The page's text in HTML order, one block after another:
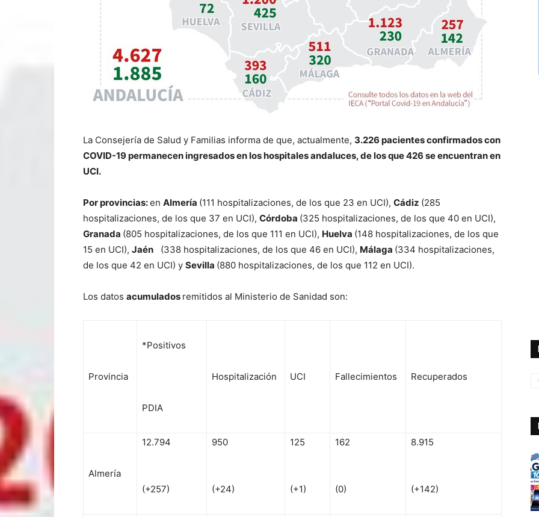
La Consejería de Salud y Familias informa de que, actualmente, 3.226 pacientes confirmados con
COVID-19 permanecen ingresados en los hospitales andaluces, de los que 426 se encuentran en
UCI.
Por provincias:en Almería (111 hospitalizaciones, de los que 23 en UCI), Cádiz (285
hospitalizaciones, de los que 37 en UCI), Córdoba (325 hospitalizaciones, de los que 40 en UCI),
Granada (805 hospitalizaciones, de los que 111 en UCI), Huelva (148 hospitalizaciones, de los que
15 en UCI), Jaén (338 hospitalizaciones, de los que 46 en UCI), Málaga (334 hospitalizaciones,
de los que 42 en UCI) y Sevilla (880 hospitalizaciones, de los que 112 en UCI).
Los datos acumulados remitidos al Ministerio de Sanidad son:
Provincia
*Positivos
PDIA
Hospitalización UCI Fallecimientos Recuperados
Almería
12.794
(+257)
950
(+24)
125
(+1)
162
(0)
8.915
(+142)